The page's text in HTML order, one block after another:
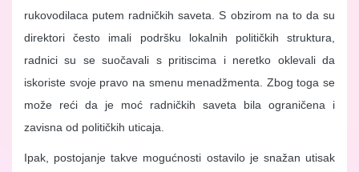
rukovodilaca putem radničkih saveta. S obzirom na to da su
direktori često imali podršku lokalnih političkih struktura,
radnici su se suočavali s pritiscima i neretko oklevali da
iskoriste svoje pravo na smenu menadžmenta. Zbog toga se
može reći da je moć radničkih saveta bila ograničena i
zavisna od političkih uticaja.
Ipak, postojanje takve mogućnosti ostavilo je snažan utisak